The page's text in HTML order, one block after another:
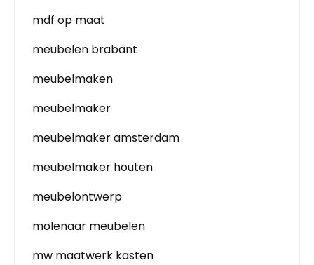
mdf op maat
meubelen brabant
meubelmaken
meubelmaker
meubelmaker amsterdam
meubelmaker houten
meubelontwerp
molenaar meubelen
mw maatwerk kasten